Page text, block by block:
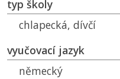
typ školy
chlapecká, dívčí
vyučovací jazyk
německý